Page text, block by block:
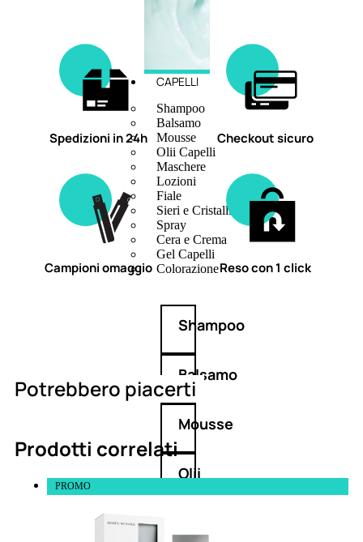
CAPELLI
Shampoo
Balsamo
Mousse
Olii Capelli
Maschere
Lozioni
Fiale
Sieri e Cristalli
Spray
Cera e Crema
Gel Capelli
Colorazione
Shampoo
Balsamo
Mousse
Olii
capelli
Spedizioni in 24h Checkout sicuro
Campioni omaggio Reso con 1 click
Potrebbero piacerti
Prodotti correlati
PROMO